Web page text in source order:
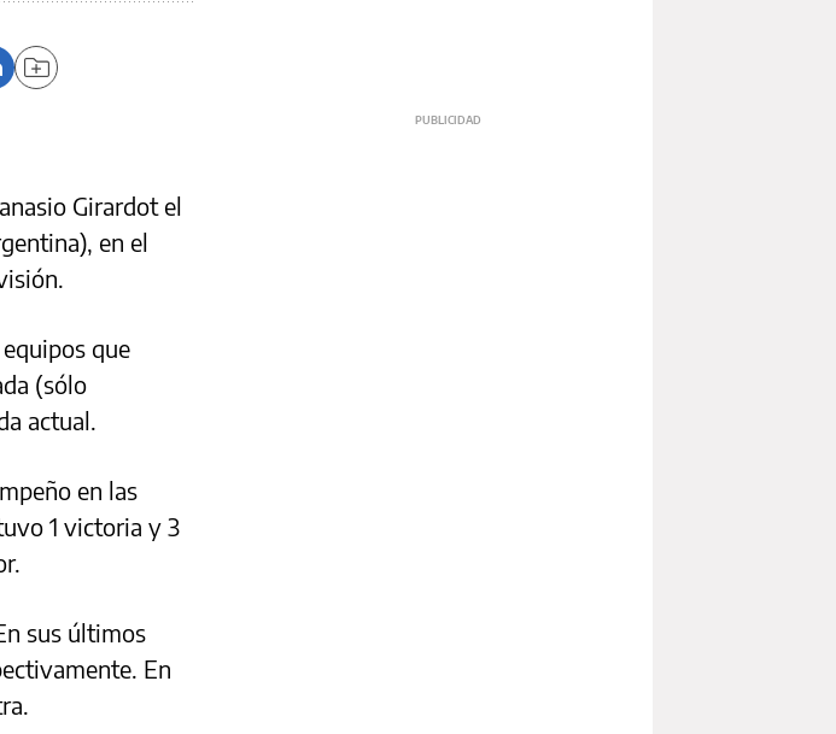
Girardot el
en el
que
(sólo
actual.
en las
1 victoria y 3
sus últimos
En